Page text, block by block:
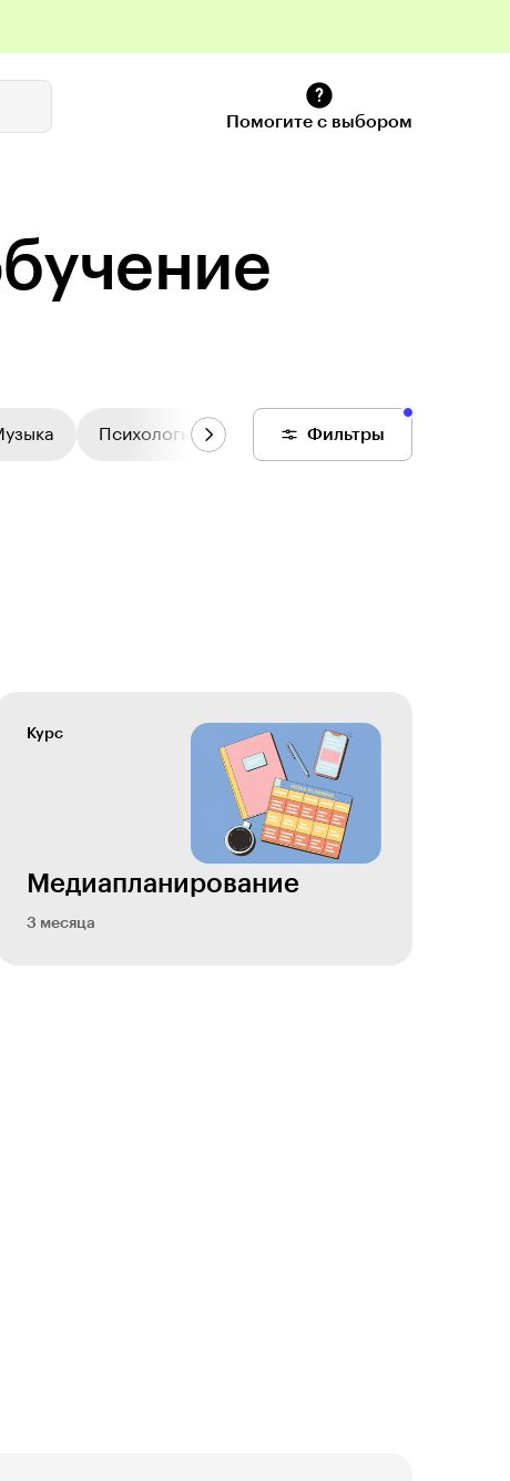
Помогите с выбором
Фильтры
Психология Цифровой колледж
Курс
Медиапланирова­ние
3 месяца